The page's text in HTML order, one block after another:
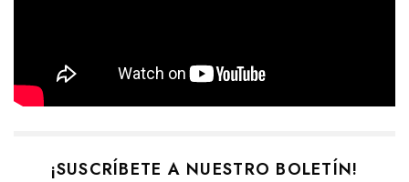
¡SUSCRÍBETE A NUESTRO BOLETÍN!